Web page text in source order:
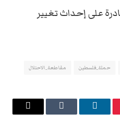
على إحداث تغيير
حملة_فلسطين مقاطعة_الاحتلال
لينكدإن Tumblr
البريد